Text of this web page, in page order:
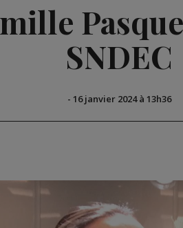
SNDEC
- 16 janvier 2024 à 13h36